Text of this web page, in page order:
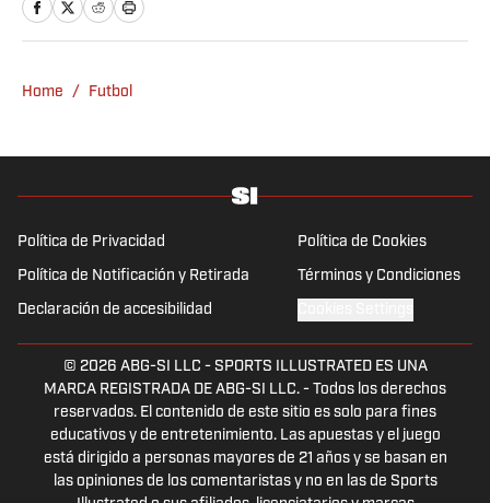
Home / Futbol
Política de Privacidad Política de Cookies
Política de Notificación y Retirada Términos y Condiciones
Declaración de accesibilidad
© 2026 ABG-SI LLC - SPORTS ILLUSTRATED ES UNA
MARCA REGISTRADA DE ABG-SI LLC. - Todos los derechos
reservados. El contenido de este sitio es solo para fines
educativos y de entretenimiento. Las apuestas y el juego
está dirigido a personas mayores de 21 años y se basan en
las opiniones de los comentaristas y no en las de Sports